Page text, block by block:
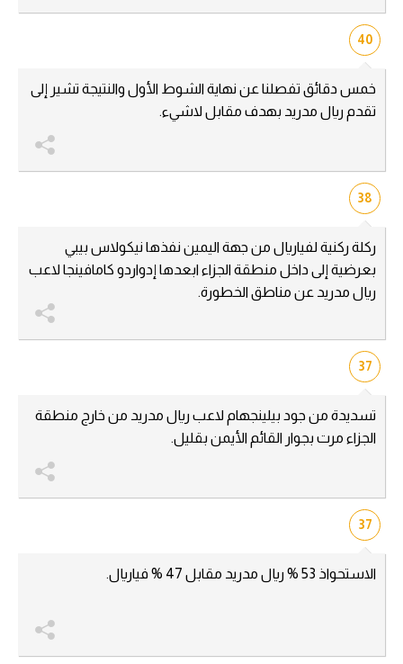
40
خمس دقائق تفصلنا عن نهاية الشوط الأول والنتيجة تشير إلى
تقدم ريال مدريد بهدف مقابل لاشيء.
38
ركلة ركنية لفياريال من جهة اليمين نفذها نيكولاس بيبي
بعرضية إلى داخل منطقة الجزاء ابعدها إدواردو كامافينجا لاعب
ريال مدريد عن مناطق الخطورة.
37
تسديدة من جود بيلينجهام لاعب ريال مدريد من خارج منطقة
الجزاء مرت بجوار القائم الأيمن بقليل.
37
الاستحواذ 53 % ريال مدريد مقابل 47 % فياريال.